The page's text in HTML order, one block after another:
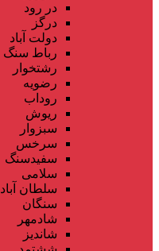
در رود
درگز
دولت آباد
رباط سنگ
رشتخوار
رضویه
روداب
ریوش
سبزوار
سرخس
سفیدسنگ
سلامی
سلطان آباد
سنگان
شادمهر
شاندیز